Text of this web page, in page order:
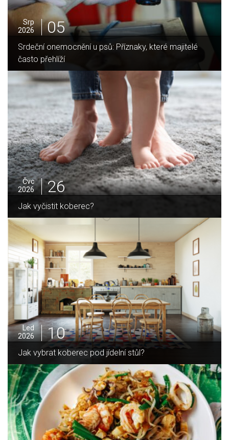
Srp
2026
05
Jak vybrat ideální krbovou vložku? Průvodce pro Váš
domov
Čvc
2026
25
Jak sušit pomeranče a citrusy jednoduše
Pro
2025
05
Jak zvládnout vánoční úklid bez námahy